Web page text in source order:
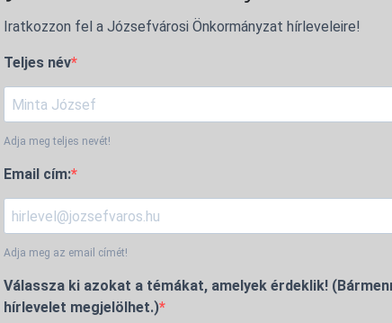
Iratkozzon fel a Józsefvárosi Önkormányzat hírleveleire!
Teljes név
Adja meg teljes nevét!
Email cím:
Adja meg az email címét!
Válassza ki azokat a témákat, amelyek érdeklik!
hírlevelet megjelölhet.)